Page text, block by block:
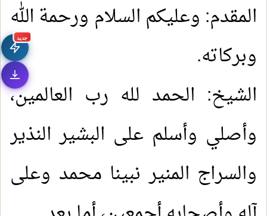
جديد
المقدم: وعليكم السلام ورحمة الله
وبركاته.
الشيخ: الحمد لله رب العالمين،
وأصلي وأسلم على البشير النذير
والسراج المنير نبينا محمد وعلى